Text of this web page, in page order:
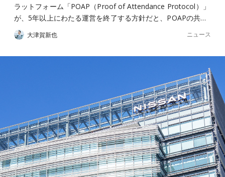
ラットフォーム「POAP（Proof of Attendance Protocol）」
が、5年以上にわたる運営を終了する方針だと、POAPの共…
大津賀新也 ニュース